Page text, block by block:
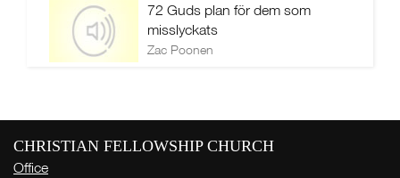
72 Guds plan för dem som
misslyckats
Zac Poonen
CHRISTIAN FELLOWSHIP CHURCH
Office